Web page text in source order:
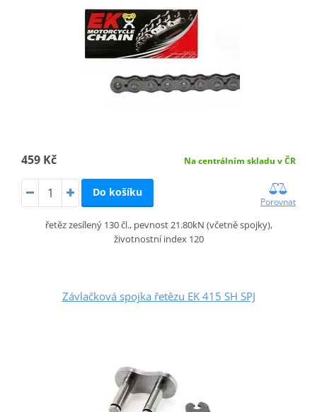
459 Kč Na centrálním skladu v ČR
Do košíku
Porovnat
řetěz zesílený 130 čl., pevnost 21.80kN (včetně spojky),
životnostní index 120
Závlačková spojka řetězu EK 415 SH SPJ